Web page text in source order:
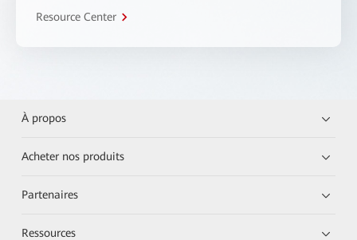
Resource Center
À propos
Acheter nos produits
Partenaires
Ressources